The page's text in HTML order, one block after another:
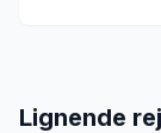
Lignende